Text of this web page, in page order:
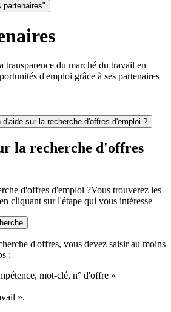
partenaires"
transparence du marché du travail en
d'emploi grâce à ses partenaires
sur la recherche d'offres d'emploi ?
la recherche d'offres
d'offres d'emploi ?Vous trouverez les
cliquant sur l'étape qui vous intéresse
d'offres, vous devez saisir au moins
:
mot-clé, n° d'offre »
».